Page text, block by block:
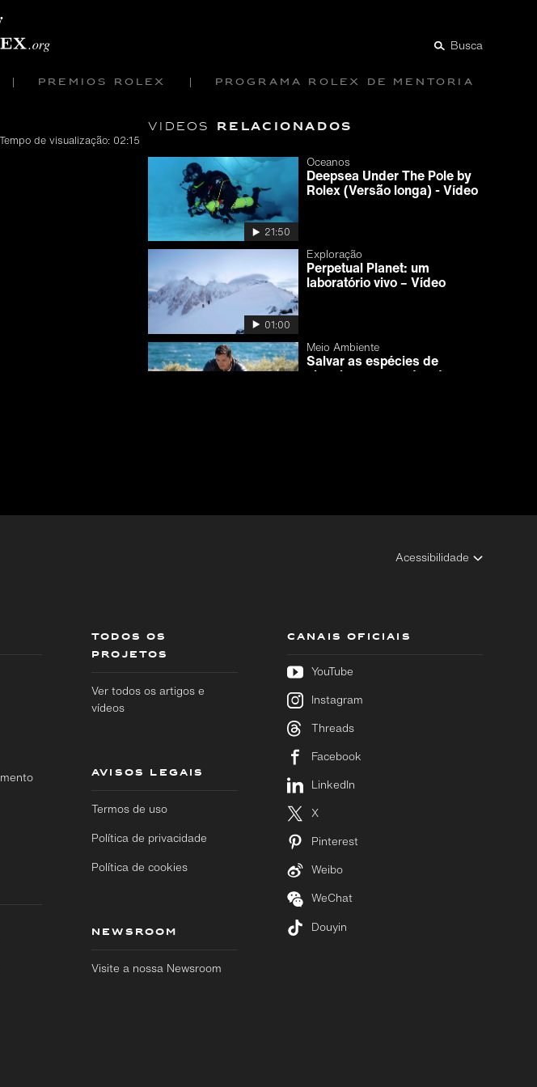
Busca
Prêmios Rolex Programa Rolex de mentoria
Tempo de visualização: 02:15
Vídeos relacionados
21:50
Oceanos
Deepsea Under The Pole by
Rolex (Versão longa) - Vídeo
01:00
Exploração
Perpetual Planet: um
laboratório vivo – Vídeo
Meio Ambiente
Salvar as espécies de
pinguins ameaçadas de
Acessibilidade
TODOS OS
PROJETOS
Ver todos os artigos e
vídeos
AVISOS LEGAIS
Termos de uso
Política de privacidade
Política de cookies
NEWSROOM
Visite a nossa Newsroom
CANAIS OFICIAIS
YouTube
Instagram
Threads
Facebook
LinkedIn
X
Pinterest
Weibo
WeChat
Douyin